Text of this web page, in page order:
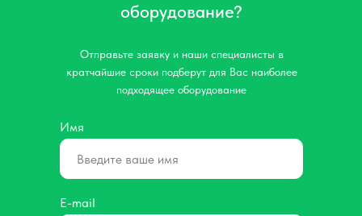
Имя
E-mail
Отправьте заявку и наши специалисты в
кратчайшие сроки подберут для Вас наиболее
подходящее оборудование
оборудование?